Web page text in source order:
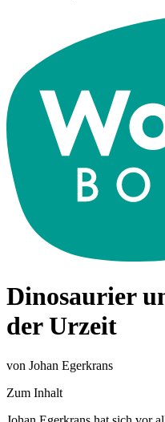
Dinosaurier
der Urzeit
von Johan Egerkrans
Zum Inhalt